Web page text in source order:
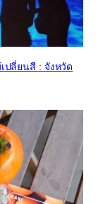
ปลี่ยนสี : จังหวัด